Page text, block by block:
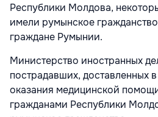
Республики Молдова,
имели румынское
граждане Румынии.
Министерство иностранных
пострадавших, доставленных
оказания медицинской
гражданами Республики